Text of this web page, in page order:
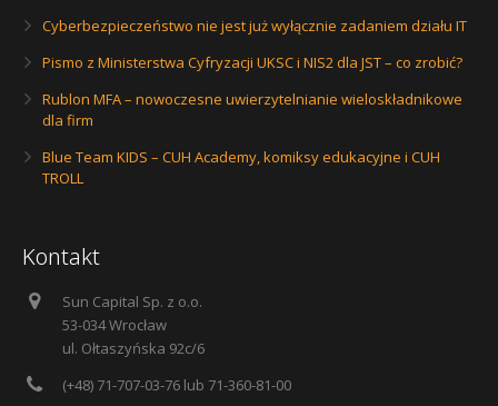
Cyberbezpieczeństwo nie jest już wyłącznie zadaniem działu IT
Pismo z Ministerstwa Cyfryzacji UKSC i NIS2 dla JST – co zrobić?
Rublon MFA – nowoczesne uwierzytelnianie wieloskładnikowe
dla firm
Blue Team KIDS – CUH Academy, komiksy edukacyjne i CUH
TROLL
Kontakt
Sun Capital Sp. z o.o.
53-034 Wrocław
ul. Ołtaszyńska 92c/6
(+48) 71-707-03-76 lub 71-360-81-00